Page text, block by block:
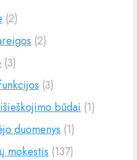
(2)
(2)
(3)
(3)
būdai (1)
duomenys (1)
mokestis (137)